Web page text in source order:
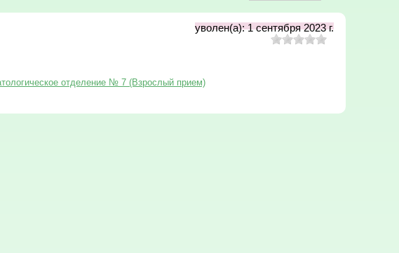
уволен(а): 1 сентября 2023 г.
отделение № 7 (Взрослый прием)